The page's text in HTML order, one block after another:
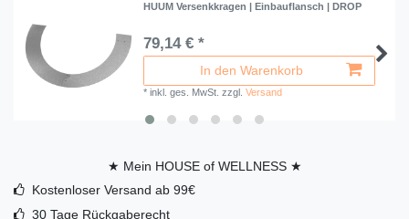
HUUM Versenkkragen | Einbauflansch | DROP
79,14 € *
In den Warenkorb
*inkl. ges. MwSt. zzgl.Versand
★ Mein HOUSE of WELLNESS ★
Kostenloser Versand ab 99€
30 Tage Rückgaberecht